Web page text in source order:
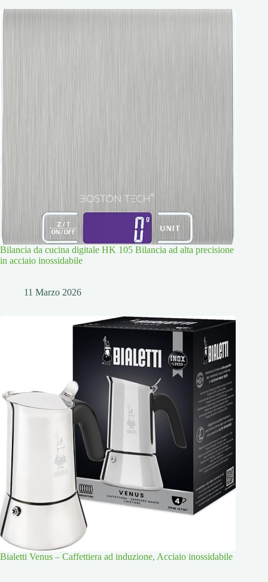
Bilancia da cucina digitale HK 105 Bilancia ad alta precisione
in acciaio inossidabile
11 Marzo 2026
Bialetti Venus – Caffettiera ad induzione, Acciaio inossidabile